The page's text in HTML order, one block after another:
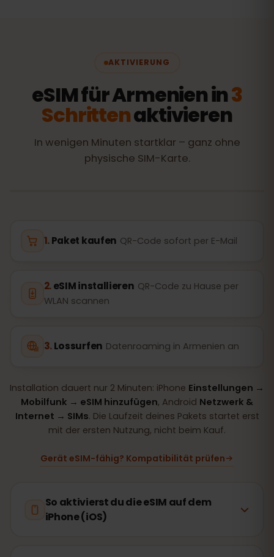
AKTIVIERUNG
eSIM für Armenien in3
Schrittenaktivieren
In wenigen Minuten startklar – ganz ohne
physische SIM-Karte.
Paket kaufen QR-Code sofort per E-Mail
eSIM installieren QR-Code zu Hause per
WLAN scannen
Lossurfen Datenroaming in Armenien an
Installation dauert nur 2 Minuten: iPhone Einstellungen →
Mobilfunk → eSIM hinzufügen, Android Netzwerk &
Internet → SIMs. Die Laufzeit deines Pakets startet erst
mit der ersten Nutzung, nicht beim Kauf.
Gerät eSIM-fähig? Kompatibilität prüfen
So aktivierst du die eSIM auf dem
iPhone (iOS)